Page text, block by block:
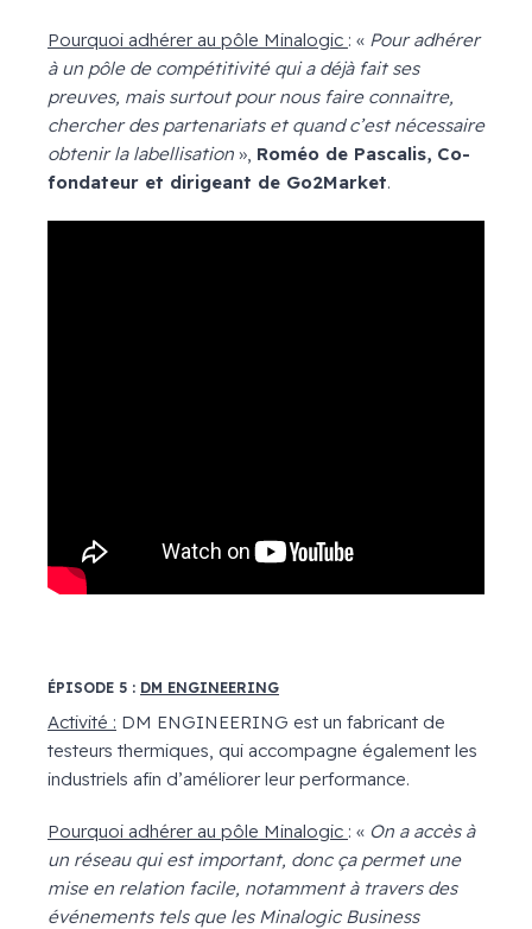
Pourquoi adhérer au pôle Minalogic : « Pour adhérer
à un pôle de compétitivité qui a déjà fait ses
preuves, mais surtout pour nous faire connaitre,
chercher des partenariats et quand c’est nécessaire
obtenir la labellisation », Roméo de Pascalis, Co-
fondateur et dirigeant de Go2Market.
ÉPISODE 5 : DM ENGINEERING
Activité : DM ENGINEERING est un fabricant de
testeurs thermiques, qui accompagne également les
industriels afin d’améliorer leur performance.
Pourquoi adhérer au pôle Minalogic : « On a accès à
un réseau qui est important, donc ça permet une
mise en relation facile, notamment à travers des
événements tels que les Minalogic Business